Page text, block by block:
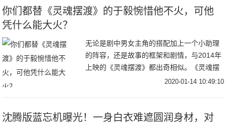
你们都替《灵魂摆渡》的于毅惋惜他不火，可他
凭什么能大火？
无论是剧中男女主角的搭配加上一个小助理
的阵容，还是故事的框架和剧情，与2014年
上映的《灵魂摆渡》都出奇相似。《灵魂摆
渡》中的九天玄女“王小娅”和作为“容器”的存
2020-01-14 10:49:10
沈腾版蓝忘机曝光！一身白衣难遮圆润身材，对